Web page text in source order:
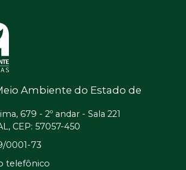
Ambiente do Estado de
679 - 2º andar - Sala 221
CEP: 57057-450
0001-73
telefônico